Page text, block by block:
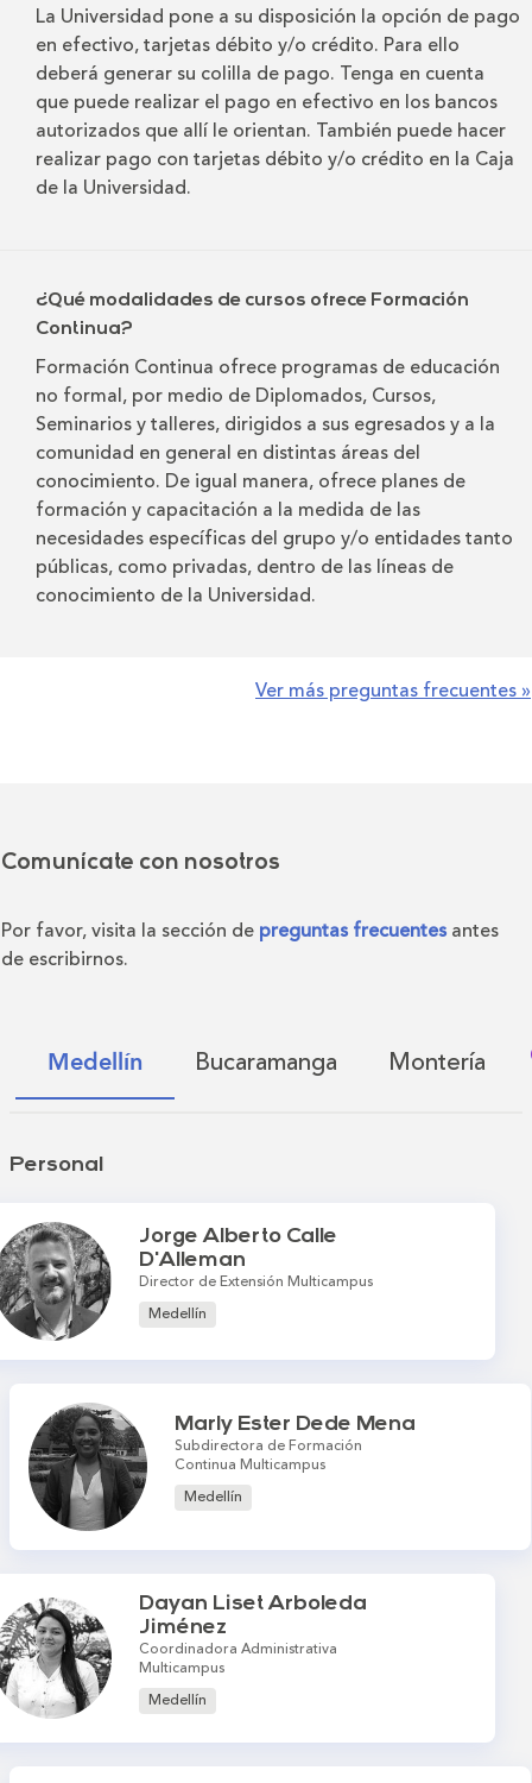
La Universidad pone a su disposición la opción de pago
en efectivo, tarjetas débito y/o crédito. Para ello
deberá generar su colilla de pago. Tenga en cuenta
que puede realizar el pago en efectivo en los bancos
autorizados que allí le orientan. También puede hacer
realizar pago con tarjetas débito y/o crédito en la Caja
de la Universidad.
¿Qué modalidades de cursos ofrece Formación
Continua?
Formación Continua ofrece programas de educación
no formal, por medio de Diplomados, Cursos,
Seminarios y talleres, dirigidos a sus egresados y a la
comunidad en general en distintas áreas del
conocimiento. De igual manera, ofrece planes de
formación y capacitación a la medida de las
necesidades específicas del grupo y/o entidades tanto
públicas, como privadas, dentro de las líneas de
conocimiento de la Universidad.
Ver más preguntas frecuentes »
Comunícate con nosotros
Por favor, visita la sección de preguntas frecuentes antes
de escribirnos.
Medellín Bucaramanga Montería
Personal
Jorge Alberto Calle
D'Alleman
Director de Extensión Multicampus
Medellín
Marly Ester Dede Mena
Subdirectora de Formación
Continua Multicampus
Medellín
Dayan Liset Arboleda
Jiménez
Coordinadora Administrativa
Multicampus
Medellín